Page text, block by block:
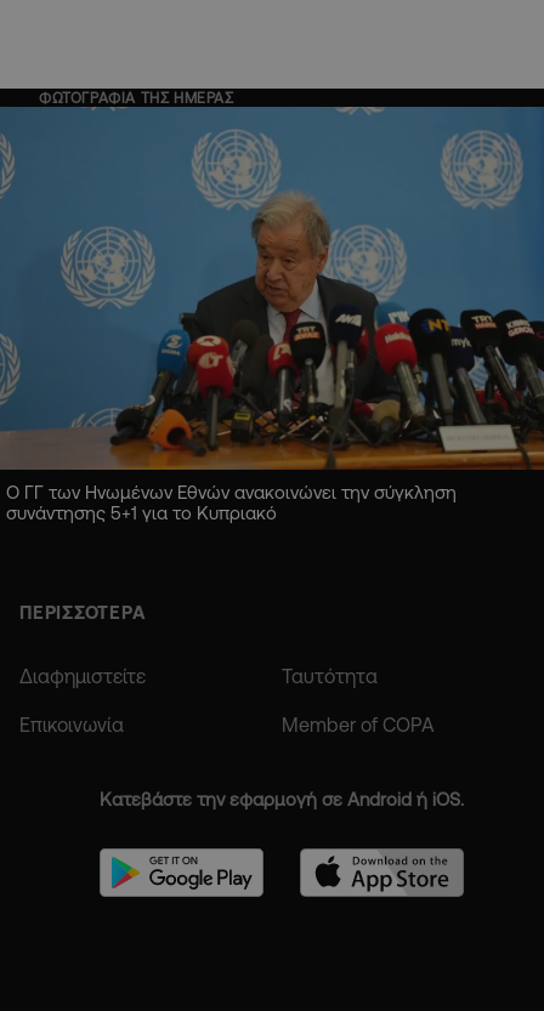
ΦΩΤΟΓΡΑΦΙΑ ΤΗΣ ΗΜΕΡΑΣ
Ο ΓΓ των Ηνωμένων Εθνών ανακοινώνει την σύγκληση
συνάντησης 5+1 για το Κυπριακό
ΠΕΡΙΣΣΟΤΕΡΑ
Διαφημιστείτε Ταυτότητα
Επικοινωνία Member of COPA
Κατεβάστε την εφαρμογή σε Android ή iOS.